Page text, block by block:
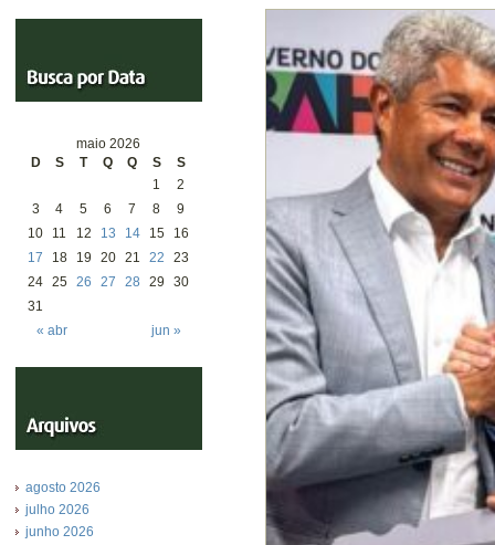
maio 2026
D
S T Q Q S S
« abr jun »
1
2
3
4 5 6 7 8
9
10
11 12 13 14 15
16
17
18 19 20 21 22
23
24 25 26 27 28 29
30
31
agosto 2026
julho 2026
junho 2026